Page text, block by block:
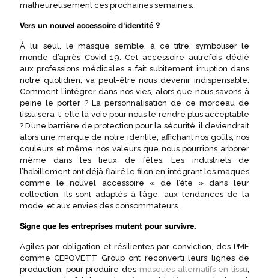
malheureusement ces prochaines semaines.
Vers un nouvel accessoire d'identité ?
À lui seul, le masque semble, à ce titre, symboliser le
monde d’après Covid-19. Cet accessoire autrefois dédié
aux professions médicales a fait subitement irruption dans
notre quotidien, va peut-être nous devenir indispensable.
Comment l’intégrer dans nos vies, alors que nous savons à
peine le porter ? La personnalisation de ce morceau de
tissu sera-t-elle la voie pour nous le rendre plus acceptable
? D’une barrière de protection pour la sécurité, il deviendrait
alors une marque de notre identité, affichant nos goûts, nos
couleurs et même nos valeurs que nous pourrions arborer
même dans les lieux de fêtes. Les industriels de
l’habillement ont déjà flairé le filon en intégrant les maques
comme le nouvel accessoire « de l’été » dans leur
collection. Ils sont adaptés à l’âge, aux tendances de la
mode, et aux envies des consommateurs.
Signe que les entreprises mutent pour survivre.
Agiles par obligation et résilientes par conviction, des PME
comme CEPOVETT Group ont reconverti leurs lignes de
production, pour produire des masques alternatifs en tissu,